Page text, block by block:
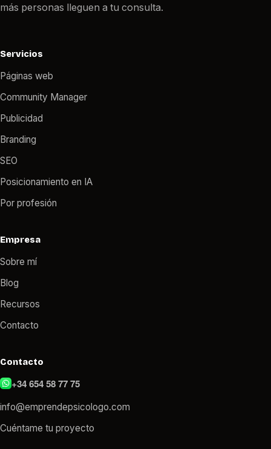
más personas lleguen a tu consulta.
Servicios
Páginas web
Community Manager
Publicidad
Branding
SEO
Posicionamiento en IA
Por profesión
Empresa
Sobre mí
Blog
Recursos
Contacto
Contacto
+34 654 58 77 75
info@emprendepsicologo.com
Cuéntame tu proyecto